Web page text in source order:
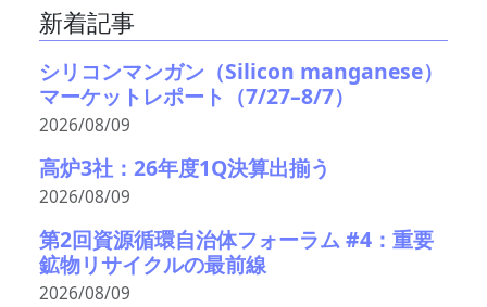
新着記事
シリコンマンガン（Silicon manganese）
マーケットレポート（7/27–8/7）
2026/08/09
高炉3社：26年度1Q決算出揃う
2026/08/09
第2回資源循環自治体フォーラム #4：重要
鉱物リサイクルの最前線
2026/08/09